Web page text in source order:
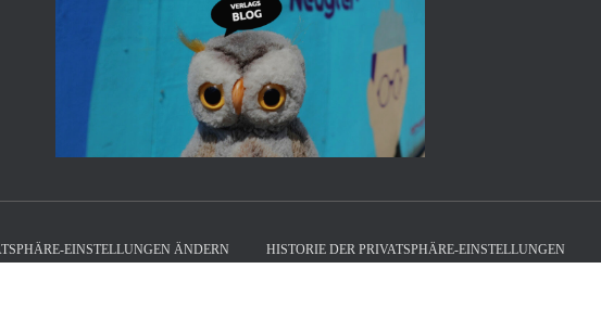
EINSTELLUNGEN ÄNDERN HISTORIE DER PRIVATSPHÄRE-EINSTELLUNGEN